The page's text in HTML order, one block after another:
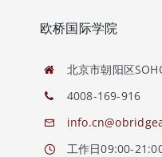
欧桥国际学院
北京市朝阳区
4008-169-916
工作日09:00-